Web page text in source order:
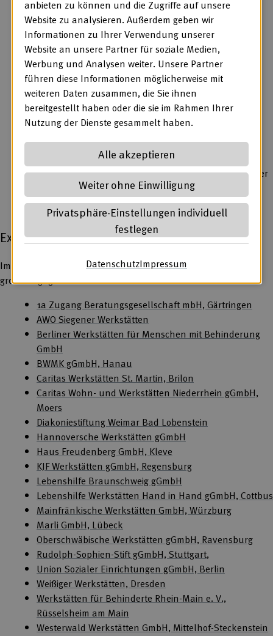
Gestaltung beruflicher Bildung im
Berufsbildungsbereich bietet. Die Arbeit von
Fachkräften wird dadurch direkt unterstützt.
Für Fachkräfte sind harmonisierte
Bildungsrahmenpläne ein wertvolles Planungs- und
Dokumentationsinstrument, da sie auf Bildungsziele
hinweisen, die inhaltliche Ausgestaltung von
Bildungsprozessen strukturieren und die Möglichkeit
zur Auswertung von Bildungsprozessen bieten.
Mit harmonisierten Bildungsrahmenplänen ist es
möglich, die Arbeit von Fachkräften zu koordinieren
und berufliche Bildungsprozesse in Werkstätten weiter
zu professionalisieren
Expertise aus Praxis, Wissenschaft und Politik
Im Projekt EvaBi haben 20 Einrichtungen mitgewirkt. Für das
große Engagement danken wir:
1a Zugang Beratungsgesellschaft mbH, Gärtringen
AWO Siegener Werkstätten
Berliner Werkstätten für Menschen mit Behinderung
GmbH
BWMK gGmbH, Hanau
Caritas Werkstätten St. Martin, Brilon
Caritas Wohn- und Werkstätten Niederrhein gGmbH,
Moers
Diakoniestiftung Weimar Bad Lobenstein
Hannoversche Werkstätten gGmbH
Haus Freudenberg GmbH, Kleve
KJF Werkstätten gGmbH, Regensburg
Lebenshilfe Braunschweig gGmbH
Lebenshilfe Werkstätten Hand in Hand gGmbH, Cottbus
Mainfränkische Werkstätten GmbH, Würzburg
Marli GmbH, Lübeck
Oberschwäbische Werkstätten gGmbH, Ravensburg
Rudolph-Sophien-Stift gGmbH, Stuttgart,
Union Sozialer Einrichtungen gGmbH, Berlin
Weißiger Werkstätten, Dresden
Werkstätten für Behinderte Rhein-Main e. V.,
Rüsselsheim am Main
Westerwald Werkstätten GmbH, Mittelhof-Steckenstein
anbieten zu können und die Zugriffe auf unsere
Website zu analysieren. Außerdem geben wir
Informationen zu Ihrer Verwendung unserer
Website an unsere Partner für soziale Medien,
Werbung und Analysen weiter. Unsere Partner
führen diese Informationen möglicherweise mit
weiteren Daten zusammen, die Sie ihnen
bereitgestellt haben oder die sie im Rahmen Ihrer
Nutzung der Dienste gesammelt haben.
Alle akzeptieren
Weiter ohne Einwilligung
Privatsphäre-Einstellungen individuell
festlegen
Datenschutz(öffnet in neuem Tab)
Impressum